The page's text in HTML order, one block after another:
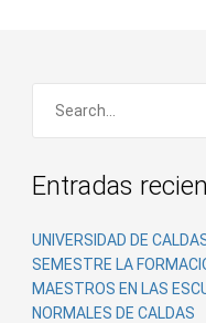
Entradas
UNIVERSIDAD DE
SEMESTRE LA
MAESTROS EN LAS
NORMALES DE CALDAS